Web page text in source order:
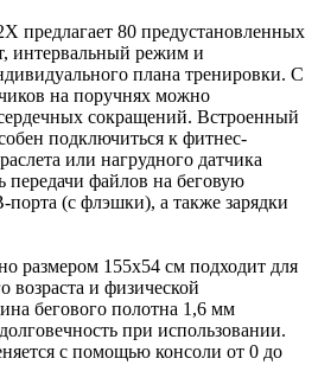
предлагает 80 предустановленных
интервальный режим и
плана тренировки. С
на поручнях можно
сокращений. Встроенный
подключиться к фитнес-
или нагрудного датчика
передачи файлов на беговую
(с флэшки), а также зарядки
размером 155x54 см подходит для
возраста и физической
бегового полотна 1,6 мм
при использовании.
с помощью консоли от 0 до